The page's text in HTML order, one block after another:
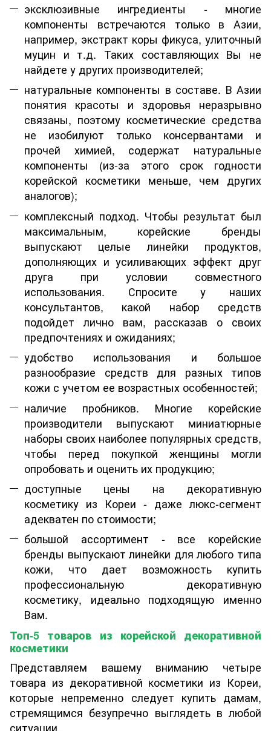
эксклюзивные ингредиенты - многие
компоненты встречаются только в Азии,
например, экстракт коры фикуса, улиточный
муцин и т.д. Таких составляющих Вы не
найдете у других производителей;
натуральные компоненты в составе. В Азии
понятия красоты и здоровья неразрывно
связаны, поэтому косметические средства
не изобилуют только консервантами и
прочей химией, содержат натуральные
компоненты (из-за этого срок годности
корейской косметики меньше, чем других
аналогов);
комплексный подход. Чтобы результат был
максимальным, корейские бренды
выпускают целые линейки продуктов,
дополняющих и усиливающих эффект друг
друга при условии совместного
использования. Спросите у наших
консультантов, какой набор средств
подойдет лично вам, рассказав о своих
предпочтениях и ожиданиях;
удобство использования и большое
разнообразие средств для разных типов
кожи с учетом ее возрастных особенностей;
наличие пробников. Многие корейские
производители выпускают миниатюрные
наборы своих наиболее популярных средств,
чтобы перед покупкой женщины могли
опробовать и оценить их продукцию;
доступные цены на декоративную
косметику из Кореи - даже люкс-сегмент
адекватен по стоимости;
большой ассортимент - все корейские
бренды выпускают линейки для любого типа
кожи, что дает возможность купить
профессиональную декоративную
косметику, идеально подходящую именно
Вам.
Топ-5 товаров из корейской декоративной
косметики
Представляем вашему вниманию четыре
товара из декоративной косметики из Кореи,
которые непременно следует купить дамам,
стремящимся безупречно выглядеть в любой
ситуации.